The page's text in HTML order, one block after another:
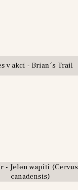
v akci - Brian´s Trail
- Jelen wapiti (Cervus
canadensis)